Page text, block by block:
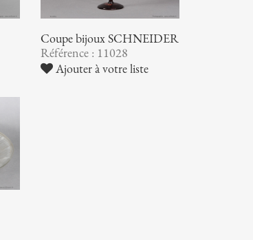
Coupe bijoux SCHNEIDER
Référence : 11028
Ajouter à votre liste